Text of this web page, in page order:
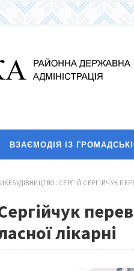
ВЗАЄМОДІЯ ІЗ
СЕРГІЙ СЕРГІЙЧУК
лікарні